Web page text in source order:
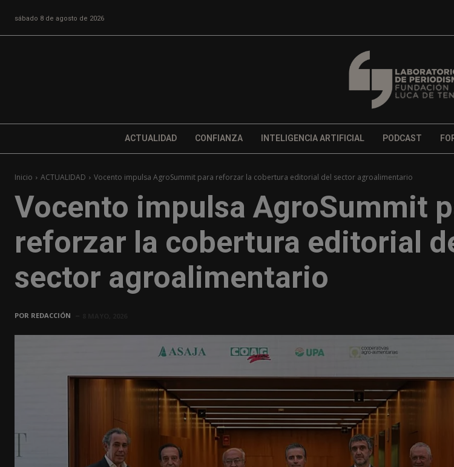
sábado 8 de agosto de 2026
ACTUALIDAD CONFIANZA INTELIGENCIA ARTIFICIAL PODCAST
Inicio ACTUALIDAD Vocento impulsa AgroSummit para reforzar la cobertura editorial del sector agroalimentario
Vocento impulsa AgroSummit
reforzar la cobertura editorial
sector agroalimentario
POR REDACCIÓN